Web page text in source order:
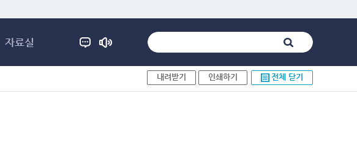
자료실
내려받기 인쇄하기 전체 닫기